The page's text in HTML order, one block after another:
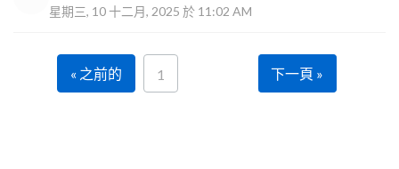
星期三, 10 十二月, 2025 於 11:02 AM
« 之前的 1 下一頁 »